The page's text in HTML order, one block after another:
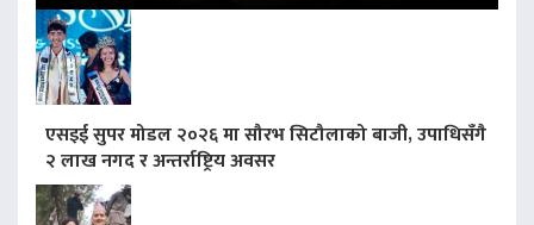
एसइई सुपर मोडल २०२६ मा सौरभ सिटौलाको बाजी, उपाधिसँगै
२ लाख नगद र अन्तर्राष्ट्रिय अवसर